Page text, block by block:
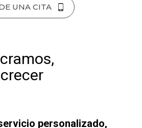
UNA CITA
personalizado,